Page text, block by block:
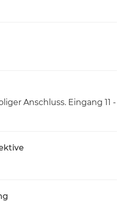
Anschluss. Eingang 11 -